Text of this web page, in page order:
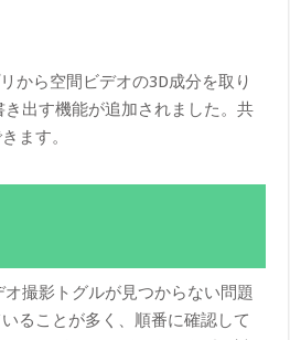
から空間ビデオの3D成分を取り
出す機能が追加されました。共
ます。
撮影トグルが見つからない問題
ることが多く、順番に確認して